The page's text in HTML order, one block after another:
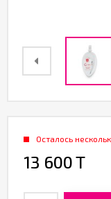
Осталось
13 600 T